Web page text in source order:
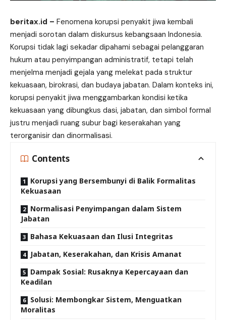
beritax.id – Fenomena korupsi penyakit jiwa kembali
menjadi sorotan dalam diskursus kebangsaan Indonesia.
Korupsi tidak lagi sekadar dipahami sebagai pelanggaran
hukum atau penyimpangan administratif, tetapi telah
menjelma menjadi gejala yang melekat pada struktur
kekuasaan, birokrasi, dan budaya jabatan. Dalam konteks ini,
korupsi penyakit jiwa menggambarkan kondisi ketika
kekuasaan yang dibungkus dasi, jabatan, dan simbol formal
justru menjadi ruang subur bagi keserakahan yang
terorganisir dan dinormalisasi.
Contents
Korupsi yang Bersembunyi di Balik Formalitas
Kekuasaan
Normalisasi Penyimpangan dalam Sistem
Jabatan
Bahasa Kekuasaan dan Ilusi Integritas
Jabatan, Keserakahan, dan Krisis Amanat
Dampak Sosial: Rusaknya Kepercayaan dan
Keadilan
Solusi: Membongkar Sistem, Menguatkan
Moralitas